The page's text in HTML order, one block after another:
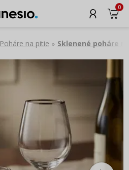
0
Poháre na pitie » Sklenené poháre